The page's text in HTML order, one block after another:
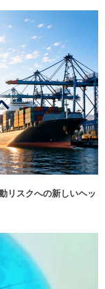
リスクへの新しいヘッ